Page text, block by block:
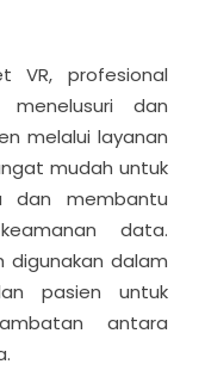
VR, profesional
dan
melalui layanan
mudah untuk
dan membantu
data.
digunakan dalam
pasien untuk
antara